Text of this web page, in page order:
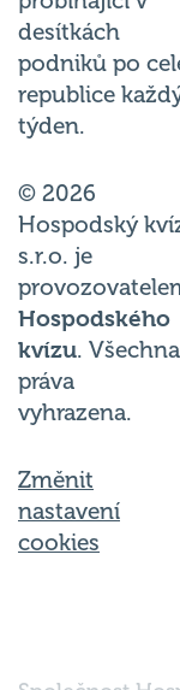
desítkách
podniků po
republice
týden.
© 2026
Hospodský
s.r.o. je
Hospodského
kvízu. Všechna
práva
vyhrazena.
Změnit
nastavení
cookies